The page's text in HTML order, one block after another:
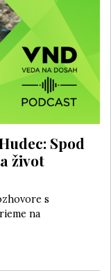
Spod
život
s
na